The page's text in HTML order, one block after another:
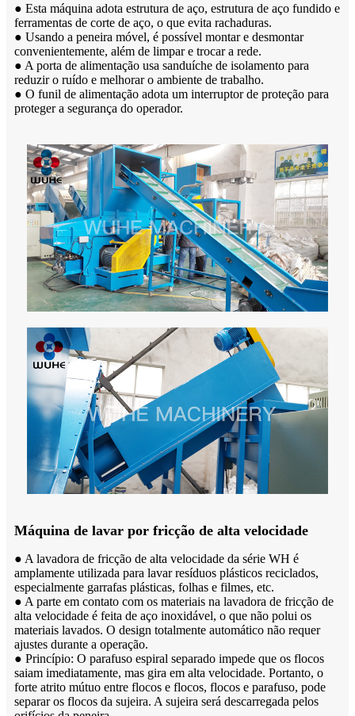
● Esta máquina adota estrutura de aço, estrutura de aço fundido e
ferramentas de corte de aço, o que evita rachaduras.
● Usando a peneira móvel, é possível montar e desmontar
convenientemente, além de limpar e trocar a rede.
● A porta de alimentação usa sanduíche de isolamento para
reduzir o ruído e melhorar o ambiente de trabalho.
● O funil de alimentação adota um interruptor de proteção para
proteger a segurança do operador.
Máquina de lavar por fricção de alta velocidade
● A lavadora de fricção de alta velocidade da série WH é
amplamente utilizada para lavar resíduos plásticos reciclados,
especialmente garrafas plásticas, folhas e filmes, etc.
● A parte em contato com os materiais na lavadora de fricção de
alta velocidade é feita de aço inoxidável, o que não polui os
materiais lavados. O design totalmente automático não requer
ajustes durante a operação.
● Princípio: O parafuso espiral separado impede que os flocos
saiam imediatamente, mas gira em alta velocidade. Portanto, o
forte atrito mútuo entre flocos e flocos, flocos e parafuso, pode
separar os flocos da sujeira. A sujeira será descarregada pelos